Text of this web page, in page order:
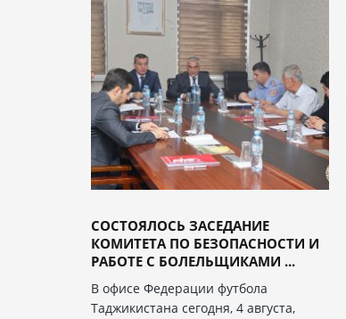
СОСТОЯЛОСЬ ЗАСЕДАНИЕ
КОМИТЕТА ПО БЕЗОПАСНОСТИ И
РАБОТЕ С БОЛЕЛЬЩИКАМИ ...
В офисе Федерации футбола
Таджикистана сегодня, 4 августа,